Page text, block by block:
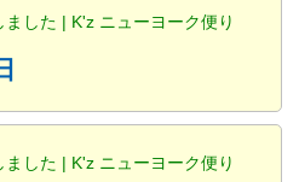
した | K'z ニューヨーク便り
した | K'z ニューヨーク便り